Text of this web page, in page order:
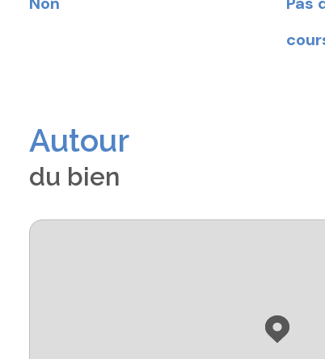
Autour
du bien